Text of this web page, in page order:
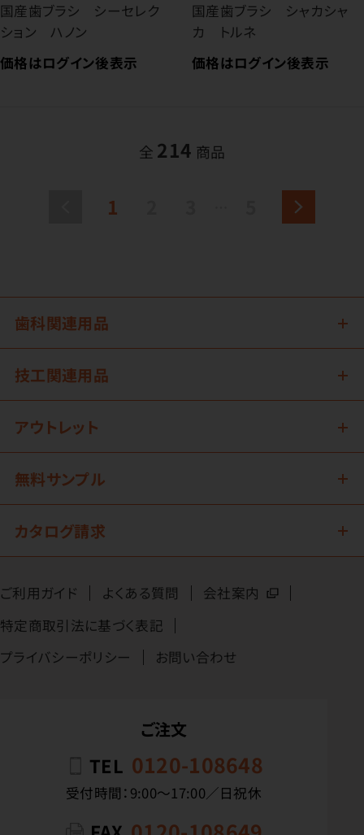
国産歯ブラシ シーセレク
ション ハノン
価格はログイン後表示
国産歯ブラシ シャカシャ
カ トルネ
価格はログイン後表示
全 214 商品
1
歯科関連用品
技工関連用品
アウトレット
無料サンプル
カタログ請求
ご利用ガイド よくある質問
会社案内
特定商取引法に基づく表記
プライバシーポリシー
お問い合わせ
ご注文
TEL 0120-108648
受付時間：9:00〜17:00／日祝休